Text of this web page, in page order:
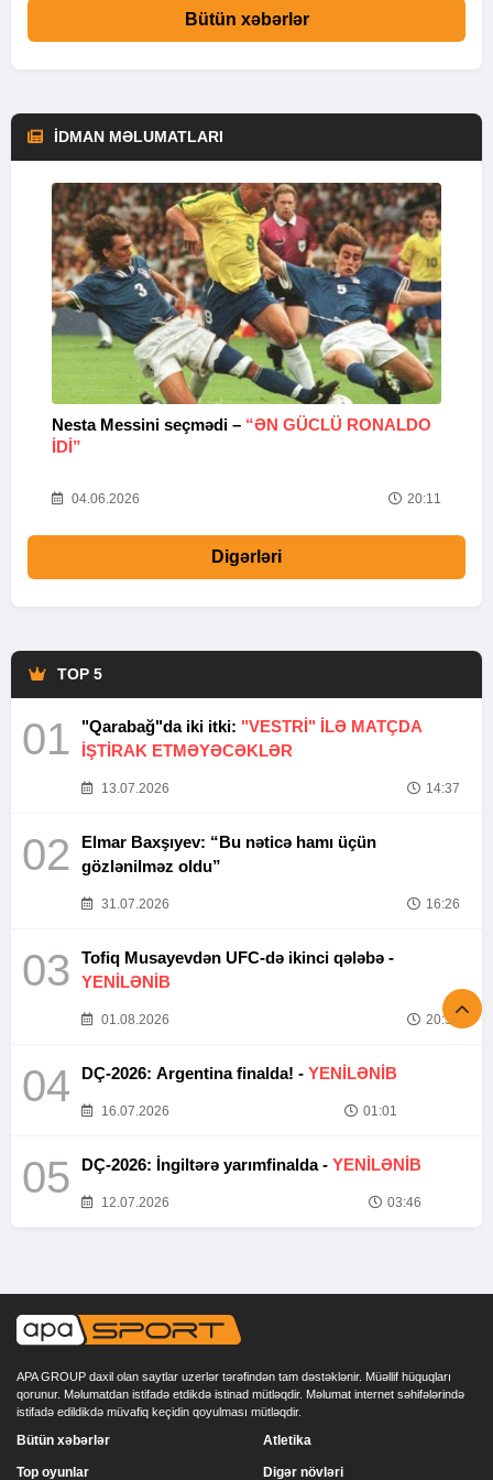
Bütün xəbərlər
İDMAN MƏLUMATLARI
Nesta Messini seçmədi – “ƏN GÜCLÜ RONALDO
IDI”
04.06.2026 20:11
Digərləri
TOP 5
01 "Qarabağ"da iki itki: "VESTRİ" İLƏ MATÇDA
İŞTİRAK ETMƏYƏCƏKLƏR
13.07.2026 14:37
02
Elmar Baxşıyev: “Bu nəticə hamı üçün
gözlənilməz oldu”
31.07.2026 16:26
03
Tofiq Musayevdən UFC-də ikinci qələbə -
YENİLƏNİB
01.08.2026 20:52
04 DÇ-2026: Argentina finalda! - YENİLƏNİB
16.07.2026 01:01
05 DÇ-2026: İngiltərə yarımfinalda - YENİLƏNİB
12.07.2026 03:46
APA GROUP daxil olan saytlar uzerlər tərəfindən tam dəstəklənir. Müəllif hüquqları
qorunur. Məlumatdan istifadə etdikdə istinad mütləqdir. Məlumat internet səhifələrində
istifadə edildikdə müvafiq keçidin qoyulması mütləqdir.
Bütün xəbərlər
Top oyunlar
Atletika
Digər növləri